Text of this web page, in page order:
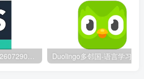
扫描全能王 v7.23.0.2607290000 国内版/国际版 解锁本地会员